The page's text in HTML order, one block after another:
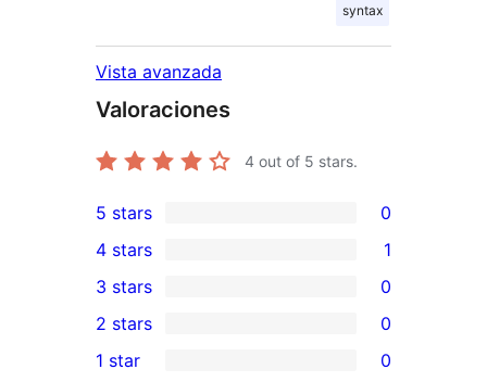
syntax
Vista avanzada
Valoraciones
4 out of 5 stars.
0
5-
star
reviews
5 stars 0
4-
star
review
4 stars 1
0
3-
star
3 stars 0
2-
2 stars 0
1 star 0